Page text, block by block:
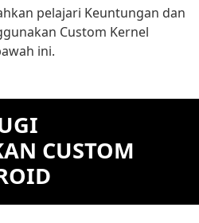
pelajari Keuntungan dan
Custom Kernel
ini.
CUSTOM